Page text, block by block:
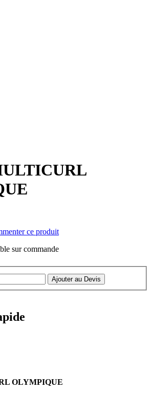
ce produit
sur commande
Ajouter au Devis
OLYMPIQUE